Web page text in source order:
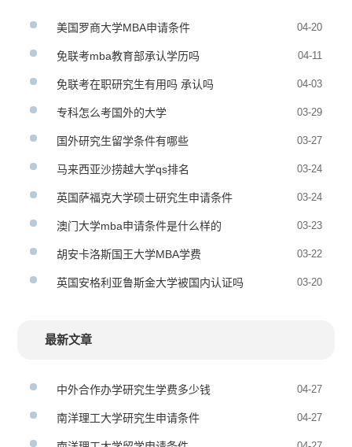
美国罗商大学MBA申请条件 04-20
免联考mba教育部承认学历吗 04-11
免联考在职研究生有用吗 承认吗 04-03
专科怎么考国外的大学 03-29
国外研究生留学条件有哪些 03-27
马来西亚沙捞越大学qs排名 03-24
英国萨福克大学硕士研究生申请条件 03-24
澳门大学mba申请条件是什么样的 03-23
胡安卡洛斯国王大学MBA学费 03-22
英国安格利亚鲁斯金大学被国内认证吗 03-20
最新文章
中外合作办学研究生学费多少钱 04-27
南洋理工大学研究生申请条件 04-27